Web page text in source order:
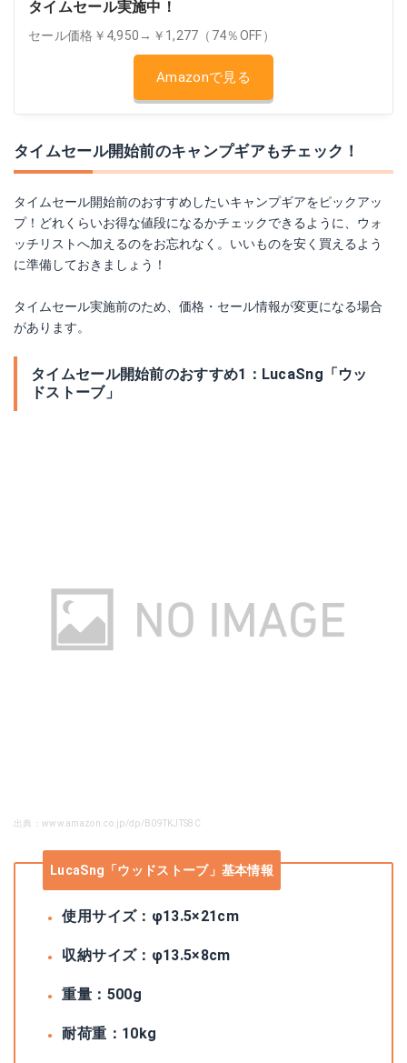
タイムセール実施中！
セール価格￥4,950→￥1,277（74％OFF）
Amazonで見る
タイムセール開始前のキャンプギアもチェック！
タイムセール開始前のおすすめしたいキャンプギアをピックアッ
プ！どれくらいお得な値段になるかチェックできるように、ウォ
ッチリストへ加えるのをお忘れなく。いいものを安く買えるよう
に準備しておきましょう！
タイムセール実施前のため、価格・セール情報が変更になる場合
があります。
タイムセール開始前のおすすめ1：LucaSng「ウッ
ドストーブ」
出典：www.amazon.co.jp/dp/B09TKJTS8C
LucaSng「ウッドストーブ」基本情報
使用サイズ：φ13.5×21cm
収納サイズ：φ13.5×8cm
重量：500g
耐荷重：10kg